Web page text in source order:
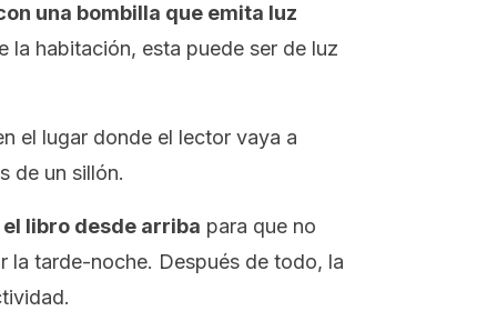
una bombilla que emita luz
la habitación, esta puede ser de luz
el lugar donde el lector vaya a
de un sillón.
libro desde arriba para que no
la tarde-noche. Después de todo, la